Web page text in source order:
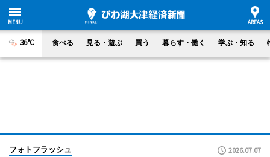
36°C 食べる 見る・遊ぶ 買う 暮らす・働く 学ぶ・知る
フォトフラッシュ 2026.07.07